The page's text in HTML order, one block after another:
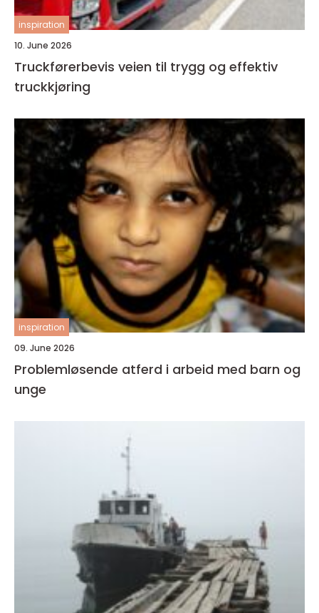
inspiration
10. June 2026
Truckførerbevis veien til trygg og effektiv
truckkjøring
inspiration
09. June 2026
Problemløsende atferd i arbeid med barn og
unge